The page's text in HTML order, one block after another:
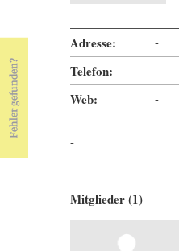
Adresse: -
Telefon: -
Web: -
-
Mitglieder (1)